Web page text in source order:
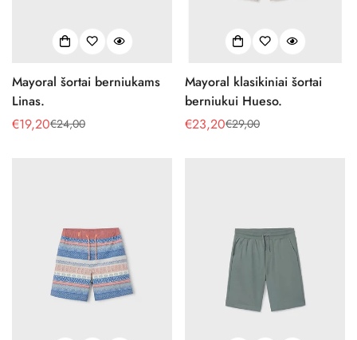
Mayoral šortai berniukams
Linas.
Pardavimo
€19,20
Reguliari€24,00
Mayoral klasikiniai šortai
berniukui Hueso.
Pardavimo
€23,20
Reguliari€29,00
Confirm your age
Are you 18 years old or older?
Yes, I am